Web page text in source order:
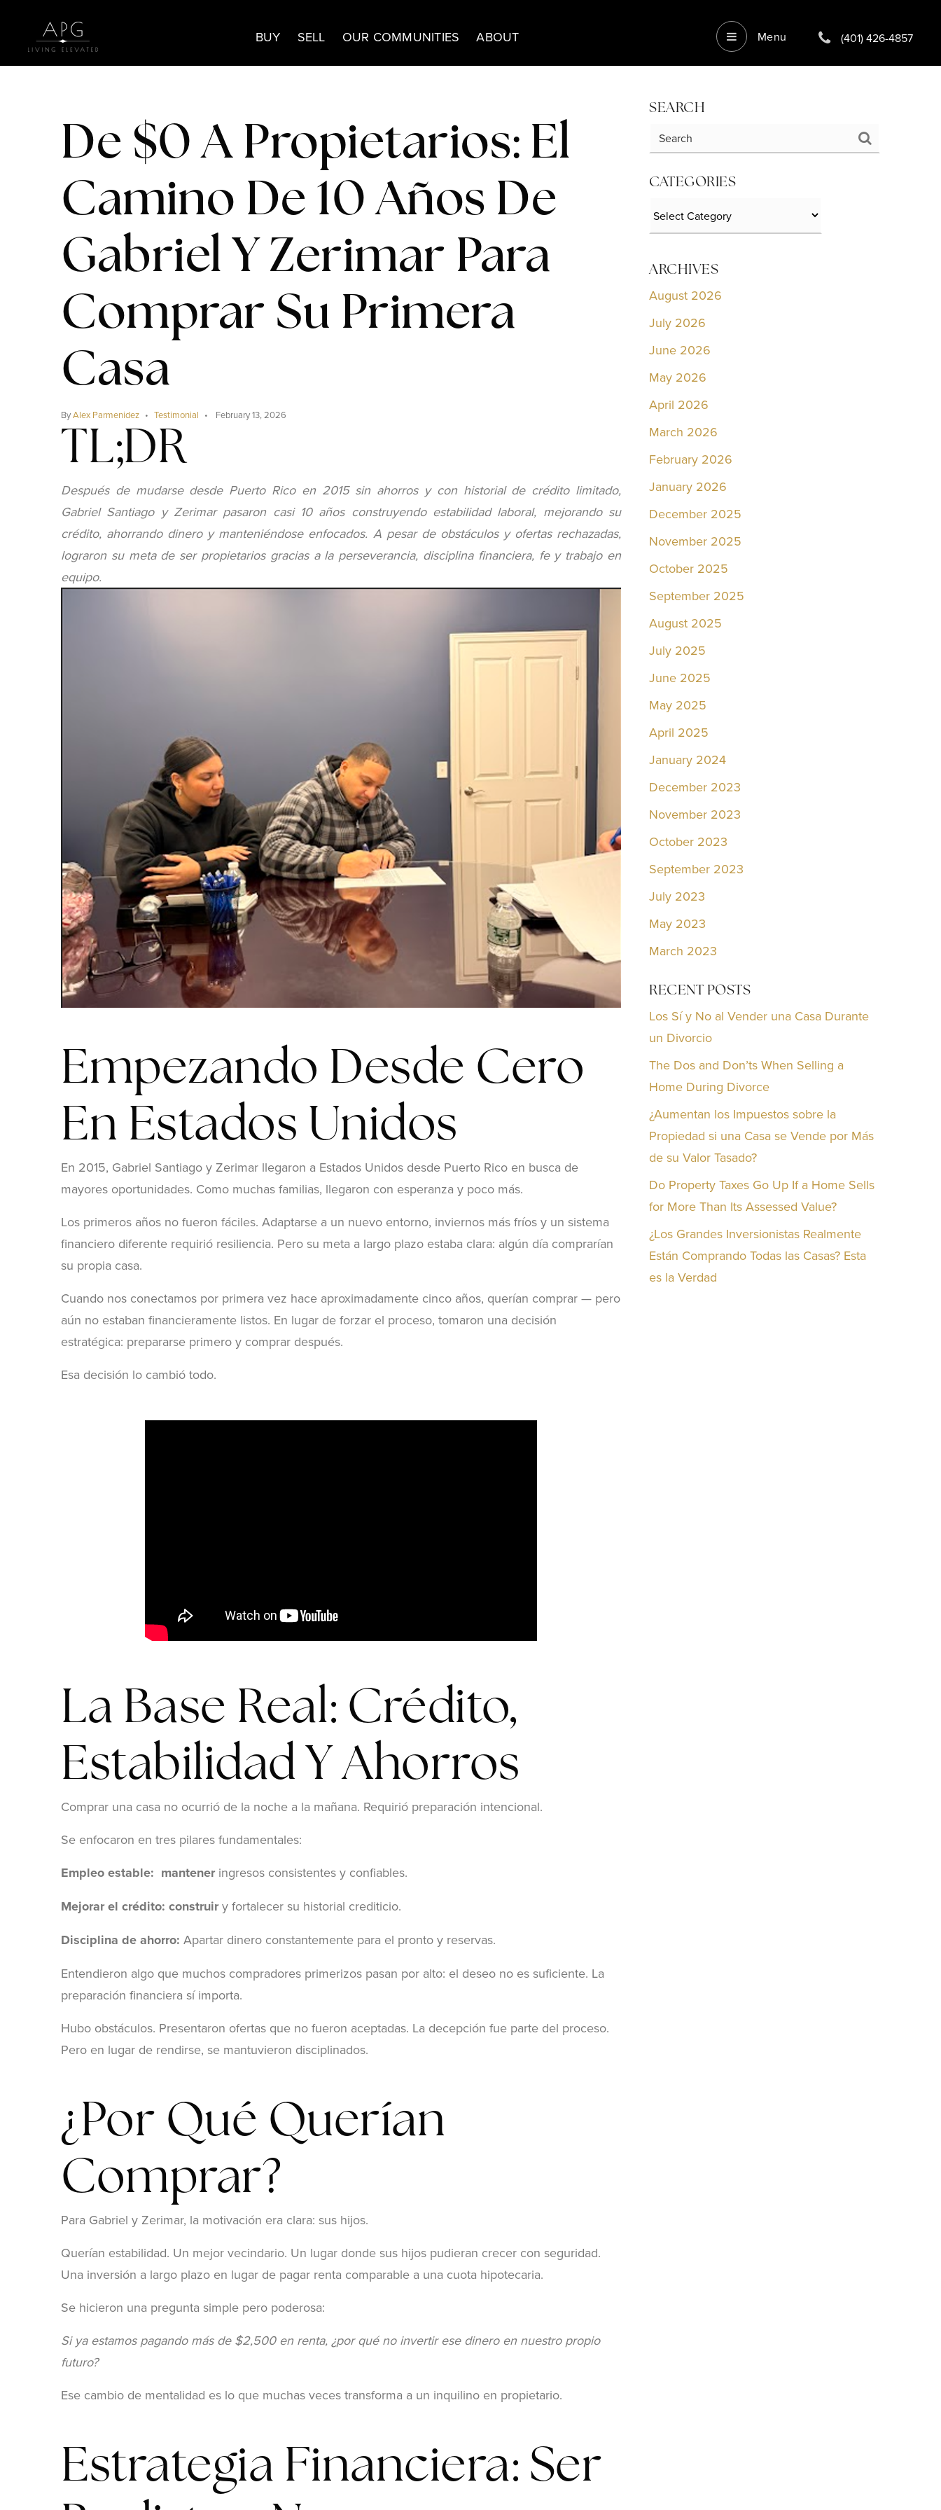
Menu (401) 426-4857
BUY SELL OUR COMMUNITIES ABOUT
De $0 A Propietarios: El
Camino De 10 Años De
Gabriel Y Zerimar Para
Comprar Su Primera
Casa
ByAlex Parmenidez Testimonial February 13, 2026
TL;DR
Después de mudarse desde Puerto Rico en 2015 sin ahorros y con historial de crédito limitado,
Gabriel Santiago y Zerimar pasaron casi 10 años construyendo estabilidad laboral, mejorando su
crédito, ahorrando dinero y manteniéndose enfocados. A pesar de obstáculos y ofertas rechazadas,
lograron su meta de ser propietarios gracias a la perseverancia, disciplina financiera, fe y trabajo en
equipo.
Empezando Desde Cero
En Estados Unidos
En 2015, Gabriel Santiago y Zerimar llegaron a Estados Unidos desde Puerto Rico en busca de
mayores oportunidades. Como muchas familias, llegaron con esperanza y poco más.
Los primeros años no fueron fáciles. Adaptarse a un nuevo entorno, inviernos más fríos y un sistema
financiero diferente requirió resiliencia. Pero su meta a largo plazo estaba clara: algún día comprarían
su propia casa.
Cuando nos conectamos por primera vez hace aproximadamente cinco años, querían comprar — pero
aún no estaban financieramente listos. En lugar de forzar el proceso, tomaron una decisión
estratégica: prepararse primero y comprar después.
Esa decisión lo cambió todo.
La Base Real: Crédito,
Estabilidad Y Ahorros
Comprar una casa no ocurrió de la noche a la mañana. Requirió preparación intencional.
Se enfocaron en tres pilares fundamentales:
Empleo estable: manteneringresos consistentes y confiables.
Mejorar el crédito: construiry fortalecer su historial crediticio.
Disciplina de ahorro: Apartar dinero constantemente para el pronto y reservas.
Entendieron algo que muchos compradores primerizos pasan por alto: el deseo no es suficiente. La
preparación financiera sí importa.
Hubo obstáculos. Presentaron ofertas que no fueron aceptadas. La decepción fue parte del proceso.
Pero en lugar de rendirse, se mantuvieron disciplinados.
¿Por Qué Querían
Comprar?
Para Gabriel y Zerimar, la motivación era clara: sus hijos.
Querían estabilidad. Un mejor vecindario. Un lugar donde sus hijos pudieran crecer con seguridad.
Una inversión a largo plazo en lugar de pagar renta comparable a una cuota hipotecaria.
Se hicieron una pregunta simple pero poderosa:
Si ya estamos pagando más de $2,500 en renta, ¿por qué no invertir ese dinero en nuestro propio
futuro?
Ese cambio de mentalidad es lo que muchas veces transforma a un inquilino en propietario.
Estrategia Financiera: Ser
SEARCH
CATEGORIES
ARCHIVES
August 2026
July 2026
June 2026
May 2026
April 2026
March 2026
February 2026
January 2026
December 2025
November 2025
October 2025
September 2025
August 2025
July 2025
June 2025
May 2025
April 2025
January 2024
December 2023
November 2023
October 2023
September 2023
July 2023
May 2023
March 2023
RECENT POSTS
Los Sí y No al Vender una Casa Durante
un Divorcio
The Dos and Don’ts When Selling a
Home During Divorce
¿Aumentan los Impuestos sobre la
Propiedad si una Casa se Vende por Más
de su Valor Tasado?
Do Property Taxes Go Up If a Home Sells
for More Than Its Assessed Value?
¿Los Grandes Inversionistas Realmente
Están Comprando Todas las Casas? Esta
es la Verdad